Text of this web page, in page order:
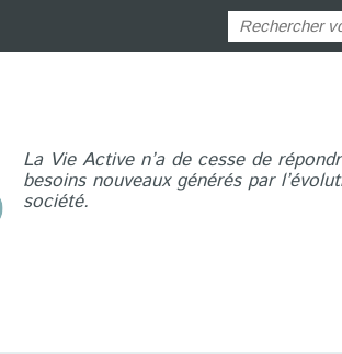
La Vie Active n’a de cesse de
besoins nouveaux générés par
société.